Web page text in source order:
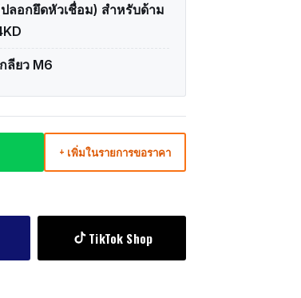
ลอกยึดหัวเชื่อม) สำหรับด้าม
ลียว M6
+ เพิ่มในรายการขอราคา
TikTok Shop